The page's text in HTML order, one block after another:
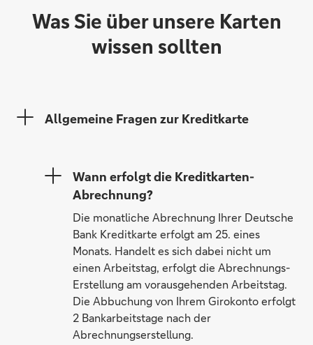
Was Sie über unsere Karten
wissen sollten
Allgemeine Fragen zur Kreditkarte
Wann erfolgt die Kreditkarten-
Abrechnung?
Die monatliche Abrechnung Ihrer Deutsche
Bank Kreditkarte erfolgt am 25. eines
Monats. Handelt es sich dabei nicht um
einen Arbeitstag, erfolgt die Abrechnungs-
Erstellung am vorausgehenden Arbeitstag.
Die Abbuchung von Ihrem Girokonto erfolgt
2 Bankarbeitstage nach der
Abrechnungserstellung.